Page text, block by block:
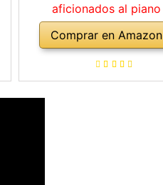
aficionados al piano
Comprar en Amazon